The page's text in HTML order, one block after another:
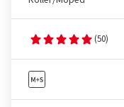
(50)